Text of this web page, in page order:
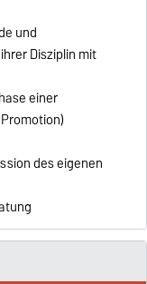
und
Disziplin mit
einer
des eigenen